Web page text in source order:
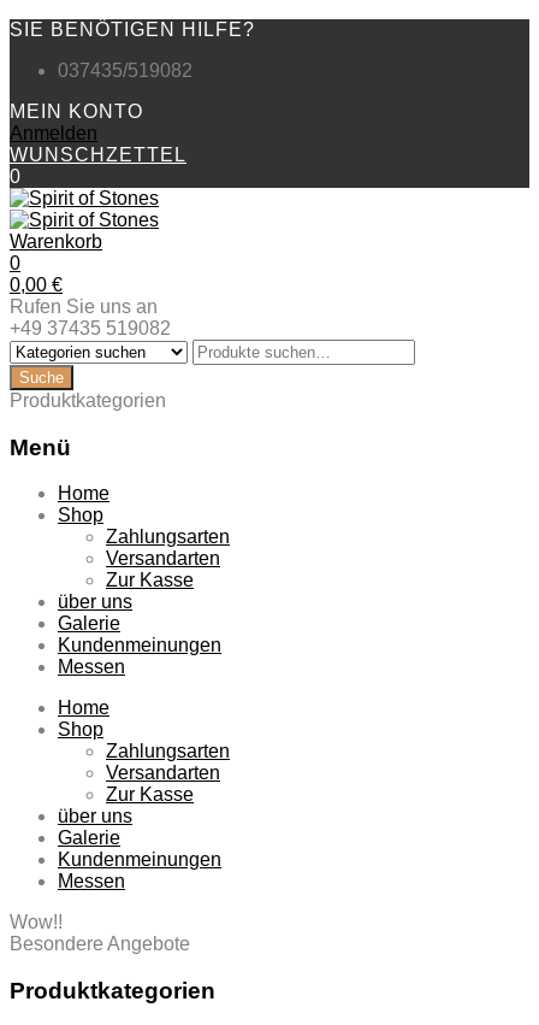
SIE BENÖTIGEN HILFE?
037435/519082
MEIN KONTO
Anmelden
WUNSCHZETTEL
0
Warenkorb
0
0,00 €
Rufen Sie uns an
+49 37435 519082
Produktkategorien
Menü
Zum
Inhalt
Home
Shop
Zahlungsarten
Versandarten
Zur Kasse
über uns
Galerie
Kundenmeinungen
Messen
Home
Shop
Zahlungsarten
Versandarten
Zur Kasse
über uns
Galerie
Kundenmeinungen
Messen
Wow!!
Besondere Angebote
Produktkategorien